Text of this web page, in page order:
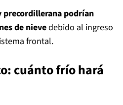
precordillerana podrían
de nievedebido al ingreso
frontal.
cuánto frío hará